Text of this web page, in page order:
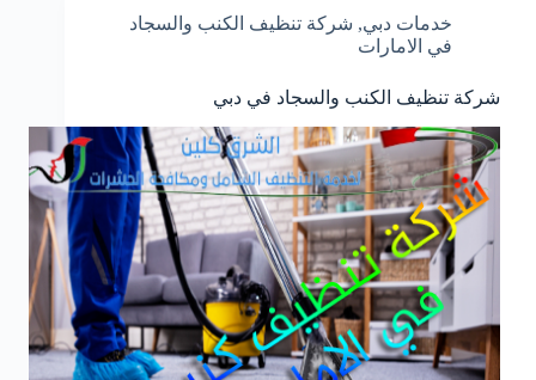
خدمات دبي, شركة تنظيف الكنب والسجاد
في الامارات
شركة تنظيف الكنب والسجاد في دبي